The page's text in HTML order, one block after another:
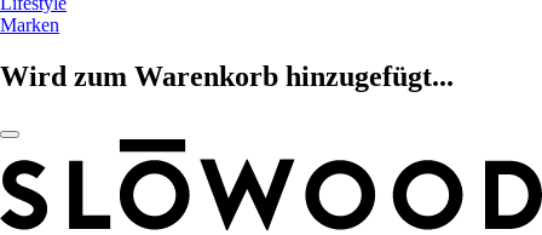
Marken
Wird zum Warenkorb hinzugefügt...